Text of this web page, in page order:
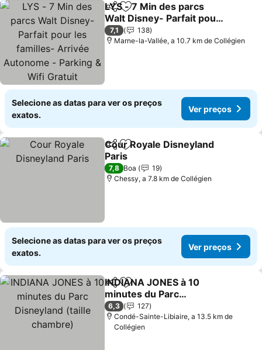
PartilharAdicionar aos favoritos
LYS - 7 Min des parcs
Walt Disney- Parfait pour
les familles- Arrivée
Autonome - Parking &
7,1
138
Marne-la-Vallée, a 10.7 km de Collégien
Selecione as datas para ver os preços
exatos.
Ver preços
PartilharAdicionar aos favoritos
Cour Royale Disneyland
Paris
7,8 Boa
19
Chessy, a 7.8 km de Collégien
Selecione as datas para ver os preços
exatos.
Ver preços
PartilharAdicionar aos favoritos
INDIANA JONES à 10
minutes du Parc
Disneyland (taille
chambre)
6,3
127
Condé-Sainte-Libiaire, a 13.5 km de
Collégien